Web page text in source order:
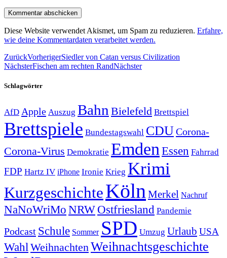
Diese Website verwendet Akismet, um Spam zu reduzieren. Erfahre,
wie deine Kommentardaten verarbeitet werden.
ZurückVorherigerSiedler von Catan versus Civilization
NächsterFischen am rechten RandNächster
Schlagwörter
AfD Apple Auszug Bahn Bielefeld Brettspiel
Brettspiele Bundestagswahl CDUCorona-
Corona-Virus Demokratie Emden Essen Fahrrad
FDP Hartz IV iPhone Ironie Krieg Krimi
KurzgeschichteKöln Merkel Nachruf
NaNoWriMo NRWOstfriesland Pandemie
Podcast Schule Sommer SPD Umzug Urlaub USA
Wahl Weihnachten Weihnachtsgeschichte